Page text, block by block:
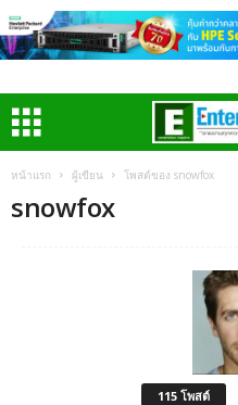
หน้าแรก ผู้เขียน โพสต์ของ snowfox
snowfox
115 โพสต์